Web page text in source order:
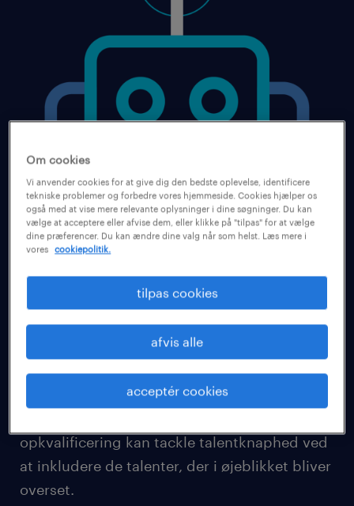
håndter talentmangel med
en retfærdig tilgang til AI.
Med afsæt i den globale mangel på talenter
har vi undersøgt AI's indflydelse på
lighedskløften blandt tre centrale
demografiske grupper: køn, generationer og
personer med handicap. Resultaterne viser,
opkvalificering kan tackle talentknaphed ved
at inkludere de talenter, der i øjeblikket bliver
overset.
Om cookies
Vi anvender cookies for at give dig den bedste oplevelse, identificere
tekniske problemer og forbedre vores hjemmeside. Cookies hjælper os
også med at vise mere relevante oplysninger i dine søgninger. Du kan
vælge at acceptere eller afvise dem, eller klikke på "tilpas" for at vælge
dine præferencer. Du kan ændre dine valg når som helst. Læs mere i
vores
cookiepolitik.
tilpas cookies
afvis alle
acceptér cookies